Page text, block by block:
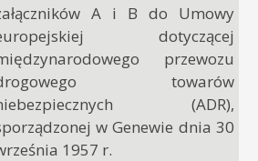
A i B do Umowy
dotyczącej
przewozu
towarów
(ADR),
w Genewie dnia 30
1957 r.